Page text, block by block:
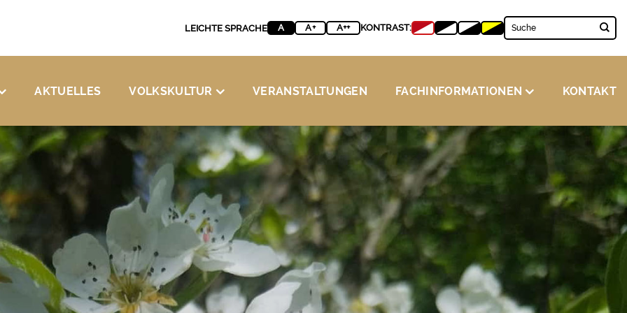
LEICHTE SPRACHE A A+ A++ KONTRAST:
AKTUELLES VOLKSKULTUR VERANSTALTUNGEN FACHINFORMATIONEN KONTAKT